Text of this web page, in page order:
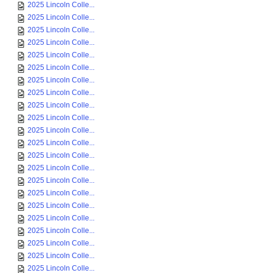
2025 Lincoln Colle...
2025 Lincoln Colle...
2025 Lincoln Colle...
2025 Lincoln Colle...
2025 Lincoln Colle...
2025 Lincoln Colle...
2025 Lincoln Colle...
2025 Lincoln Colle...
2025 Lincoln Colle...
2025 Lincoln Colle...
2025 Lincoln Colle...
2025 Lincoln Colle...
2025 Lincoln Colle...
2025 Lincoln Colle...
2025 Lincoln Colle...
2025 Lincoln Colle...
2025 Lincoln Colle...
2025 Lincoln Colle...
2025 Lincoln Colle...
2025 Lincoln Colle...
2025 Lincoln Colle...
2025 Lincoln Colle...